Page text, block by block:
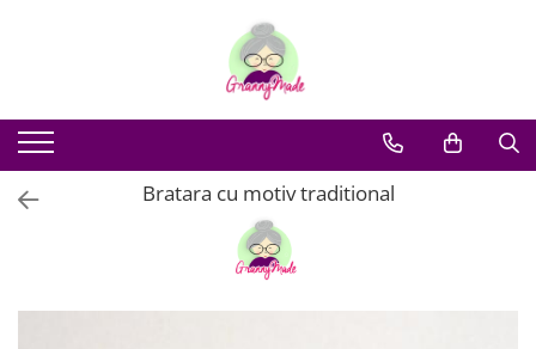
Bratara cu motiv traditional